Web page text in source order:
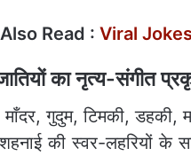
Also Read : Viral Jokes:
का नृत्य-संगीत
गुदुम, टिमकी, डहकी,
की स्वर-लहरियों के